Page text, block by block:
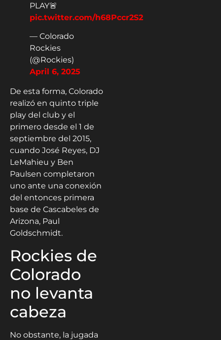
PLAY🚨
pic.twitter.com/h68Pccr2S2
— Colorado
Rockies
(@Rockies)
April 6, 2025
De esta forma, Colorado
realizó en quinto triple
play del club y el
primero desde el 1 de
septiembre del 2015,
cuando José Reyes, DJ
LeMahieu y Ben
Paulsen completaron
uno ante una conexión
del entonces primera
base de Cascabeles de
Arizona, Paul
Goldschmidt.
Rockies de
Colorado
no levanta
cabeza
No obstante, la jugada